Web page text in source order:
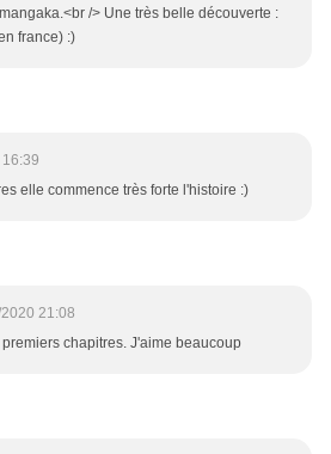
/> Une très belle découverte :
france) :)
elle commence très forte l'histoire :)
21:08
chapitres. J'aime beaucoup